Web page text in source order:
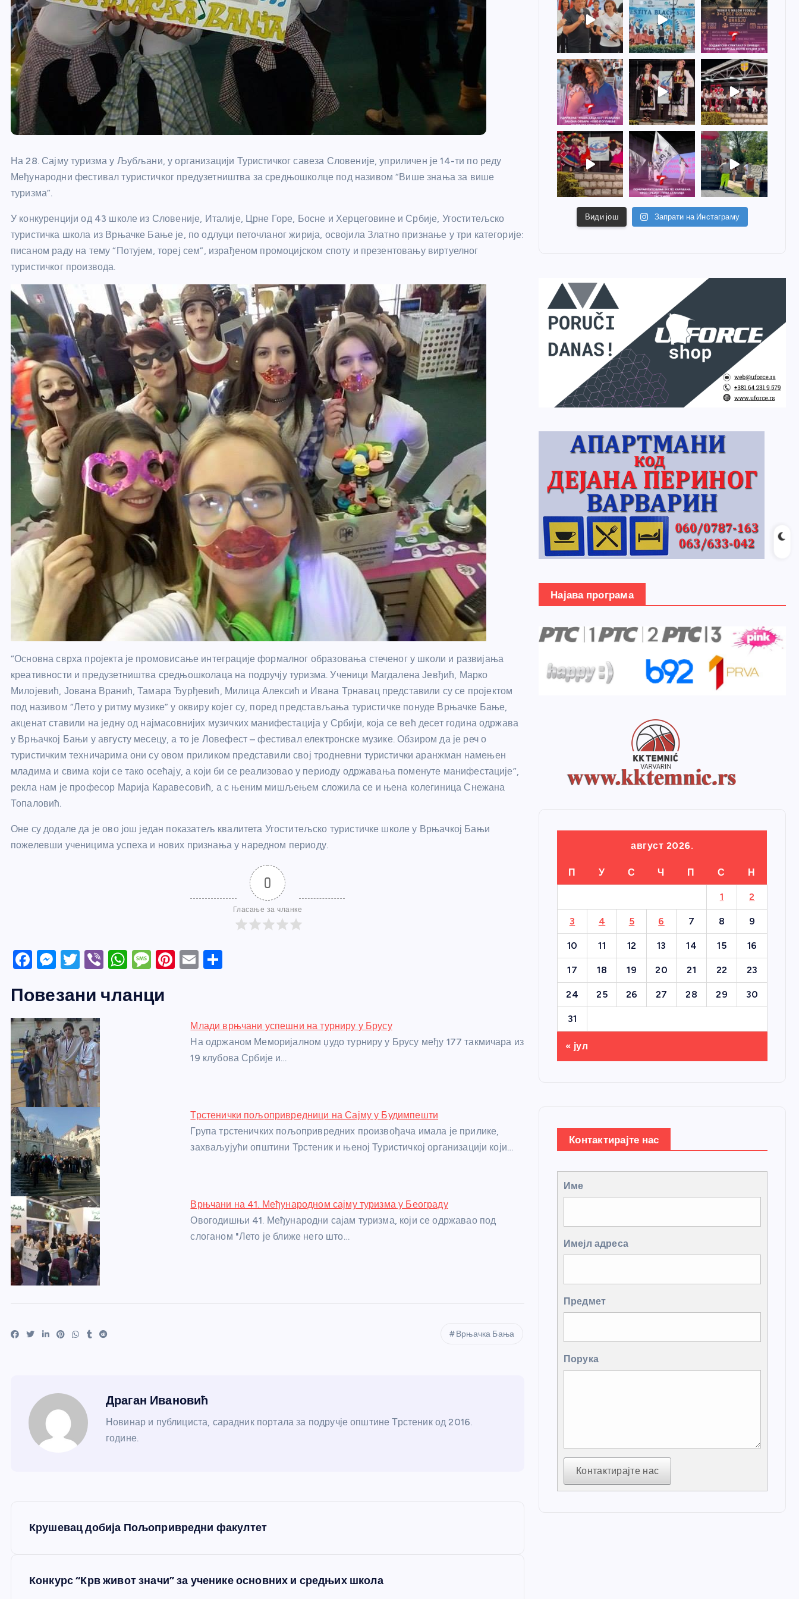
На 28. Сајму туризма у Љубљани, у организацији Туристичког савеза Словеније, уприличен је 14-ти по реду
Међународни фестивал туристичког предузетништва за средњошколце под називом “Више знања за више
туризма”.
У конкуренцији од 43 школе из Словеније, Италије, Црне Горе, Босне и Херцеговине и Србије, Угоститељско
туристичка школа из Врњачке Бање је, по одлуци петочланог жирија, освојила Златно признање у три категорије:
писаном раду на тему “Потујем, тореј сем”, израђеном промоцијском споту и презентовању виртуелног
туристичког производа.
“Основна сврха пројекта је промовисање интеграције формалног образовања стеченог у школи и развијања
креативности и предузетништва средњошколаца на подручју туризма. Ученици Магдалена Јевђић, Марко
Милојевић, Јована Вранић, Тамара Ђурђевић, Милица Алексић и Ивана Трнавац представили су се пројектом
под називом “Лето у ритму музике” у оквиру којег су, поред представљања туристичке понуде Врњачке Бање,
акценат ставили на једну од најмасовнијих музичких манифестација у Србији, која се већ десет година одржава
у Врњачкој Бањи у августу месецу, а то је Ловефест – фестивал електронске музике. Обзиром да је реч о
туристичким техничарима они су овом приликом представили свој тродневни туристички аранжман намењен
младима и свима који се тако осећају, а који би се реализовао у периоду одржавања поменуте манифестације”,
рекла нам је професор Марија Каравесовић, а с њеним мишљењем сложила се и њена колегиница Снежана
Топаловић.
Оне су додале да је ово још један показатељ квалитета Угоститељско туристичке школе у Врњачкој Бањи
пожелевши ученицима успеха и нових признања у наредном периоду.
0
Гласање за чланке
F
c
e
b
o
o
k
M
ss
e
n
g
er
T
itt
er
Vi
er
W
at
M
ss
Pi
st
E
Повезани чланци
Млади врњчани успешни на турниру у Брусу
На одржаном Меморијалном џудо турниру у Брусу међу 177 такмичара из
19 клубова Србије и…
Трстенички пољопривредници на Сајму у Будимпешти
Група трстеничких пољопривредних произвођача имала је прилике,
захваљујући општини Трстеник и њеној Туристичкој организацији који…
Врњчани на 41. Међународном сајму туризма у Београду
Овогодишњи 41. Међународни сајам туризма, који се одржавао под
слоганом "Лето је ближе него што…
Врњачка Бања
Драган Ивановић
Новинар и публициста, сарадник портала за подручје општине Трстеник од 2016.
године.
Крушевац добија Пољопривредни факултет
Конкурс “Крв живот значи” за ученике основних и средњих школа
Види још Запрати на Инстаграму
Најава програма
август 2026.
П У С Ч П С Н
1 2
3 4 5 6 7 8 9
10 11 12 13 14 15 16
17 18 19 20 21 22 23
24 25 26 27 28 29 30
31
« јул
Контактирајте нас
Име
Имејл адреса
Предмет
Порука
Контактирајте нас